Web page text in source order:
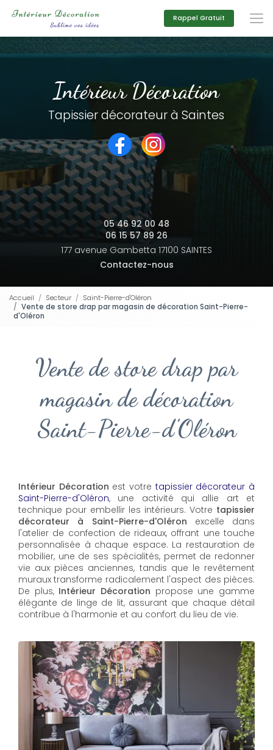
principal
Rappel Gratuit
Intérieur Décoration
Tapissier décorateur à Saintes
05 46 92 00 48
06 15 57 89 26
177 avenue Gambetta 17100 SAINTES
Contactez-nous
Accueil Secteur
Saint-Pierre-d'Oléron
Vente de store drap par magasin de décoration Saint-Pierre-
d'Oléron
Vente de store drap par
magasin de décoration
Saint-Pierre-d'Oléron
Intérieur Décoration est votre tapissier décorateur à
Saint-Pierre-d'Oléron, une activité qui allie art et
technique pour embellir les intérieurs. Votre tapissier
décorateur à Saint-Pierre-d'Oléron excelle dans
l'atelier de confection de rideaux, offrant une touche
personnalisée à chaque espace. La restauration de
mobilier, une de ses spécialités, permet de redonner
vie aux pièces anciennes, tandis que le revêtement
muraux transforme radicalement l'aspect des pièces.
De plus, Intérieur Décoration propose une gamme
élégante de linge de lit, assurant que chaque détail
contribue à l'harmonie et au confort du lieu de vie.